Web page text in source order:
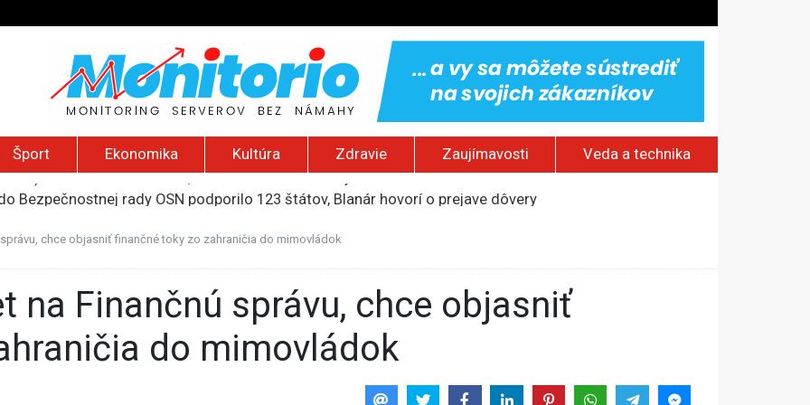
Šport Ekonomika Kultúra Zdravie Zaujímavosti Veda a technika
Bezpečnostnej rady OSN podporilo 123 štátov, Blanár hovorí o prejave dôvery
stretne s obeťami sexuálneho zneužívania kňazmi
chce objasniť finančné toky zo zahraničia do mimovládok
do mimovládok